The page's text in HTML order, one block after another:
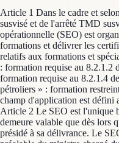
Article 1 Dans le cadre et
susvisé et de l'arrêté TMD
opérationnelle (SEO) est
formations et délivrer les
relatifs aux formations et
: formation requise au 8.2.1.2
formation requise au 8.2.1.4
pétroliers » : formation
champ d'application est défini
Article 2 Le SEO est l'unique
demeure valable que dès lors
présidé à sa délivrance. Le